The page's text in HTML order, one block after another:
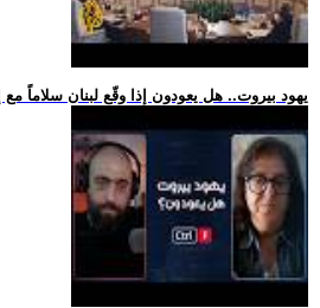
.. يهود بيروت.. هل يعودون إذا وقّع لبنان سلاماً مع